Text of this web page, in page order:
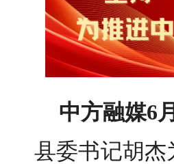
中方融媒6
县委书记胡杰